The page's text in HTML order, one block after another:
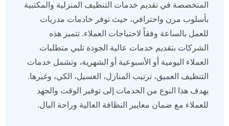
المتخصصة في تقديم خدمات التنظيف المنزلية والمكتبية
بأسلوب مرن واحترافي، حيث توفر خادمات مدربات
للعمل بالساعة وفقاً لاحتياجات العملاء. تتميز هذه
الشركات بتقديم خدمات عالية الجودة تلبي متطلبات
العملاء اليومية أو الأسبوعية أو الشهرية، وتشمل خدمات
التنظيف العميق، ترتيب المنازل، الغسيل، الكي، وغيرها.
يهدف هذا النوع من الخدمات إلى توفير الوقت والجهد
للعملاء مع ضمان معايير النظافة العالية وراحة البال.